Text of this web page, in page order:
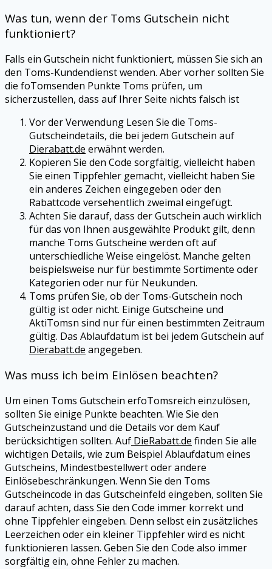
Was tun, wenn der Toms Gutschein nicht
funktioniert?
Falls ein Gutschein nicht funktioniert, müssen Sie sich an
den Toms-Kundendienst wenden. Aber vorher sollten Sie
die foTomsenden Punkte Toms prüfen, um
sicherzustellen, dass auf Ihrer Seite nichts falsch ist
Vor der Verwendung Lesen Sie die Toms-
Gutscheindetails, die bei jedem Gutschein auf
Dierabatt.de erwähnt werden.
Kopieren Sie den Code sorgfältig, vielleicht haben
Sie einen Tippfehler gemacht, vielleicht haben Sie
ein anderes Zeichen eingegeben oder den
Rabattcode versehentlich zweimal eingefügt.
Achten Sie darauf, dass der Gutschein auch wirklich
für das von Ihnen ausgewählte Produkt gilt, denn
manche Toms Gutscheine werden oft auf
unterschiedliche Weise eingelöst. Manche gelten
beispielsweise nur für bestimmte Sortimente oder
Kategorien oder nur für Neukunden.
Toms prüfen Sie, ob der Toms-Gutschein noch
gültig ist oder nicht. Einige Gutscheine und
AktiTomsn sind nur für einen bestimmten Zeitraum
gültig. Das Ablaufdatum ist bei jedem Gutschein auf
Dierabatt.de angegeben.
Was muss ich beim Einlösen beachten?
Um einen Toms Gutschein erfoTomsreich einzulösen,
sollten Sie einige Punkte beachten. Wie Sie den
Gutscheinzustand und die Details vor dem Kauf
berücksichtigen sollten. Auf DieRabatt.de finden Sie alle
wichtigen Details, wie zum Beispiel Ablaufdatum eines
Gutscheins, Mindestbestellwert oder andere
Einlösebeschränkungen. Wenn Sie den Toms
Gutscheincode in das Gutscheinfeld eingeben, sollten Sie
darauf achten, dass Sie den Code immer korrekt und
ohne Tippfehler eingeben. Denn selbst ein zusätzliches
Leerzeichen oder ein kleiner Tippfehler wird es nicht
funktionieren lassen. Geben Sie den Code also immer
sorgfältig ein, ohne Fehler zu machen.